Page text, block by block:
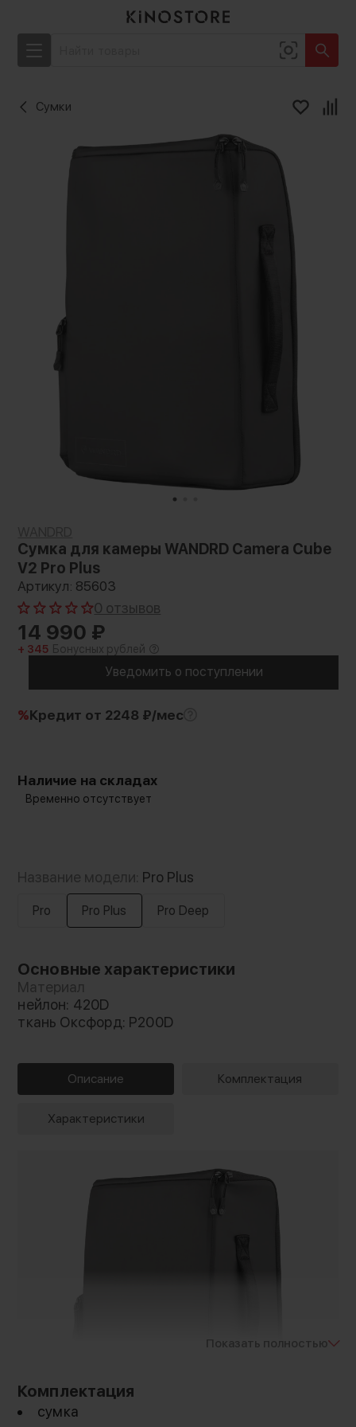
Сумки
Сумка для камеры WANDRD Camera Cube
V2 Pro Plus
Артикул: 85603
0 отзывов
14 990 ₽
+ 345 Бонусных рублей
Уведомить о поступлении
%Кредит от 2248 ₽/мес
Наличие на складах
Временно отсутствует
Название модели: Pro Plus
Pro Pro Plus Pro Deep
Основные характеристики
Материал
нейлон: 420D
ткань Оксфорд: P200D
Описание Комплектация
Характеристики
Показать полностью
Комплектация
сумка